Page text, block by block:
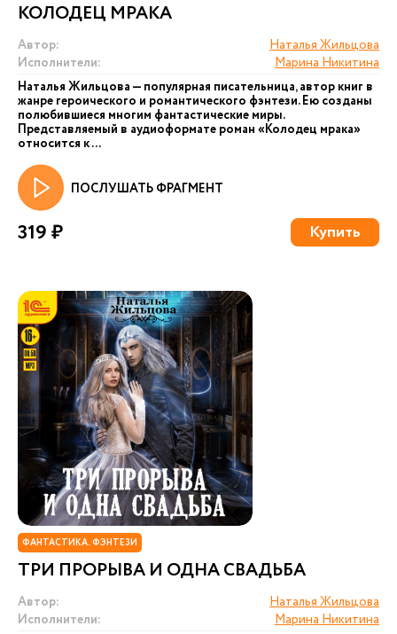
КОЛОДЕЦ МРАКА
Автор:
Наталья Жильцова
Исполнители:
Марина Никитина
Наталья Жильцова — популярная писательница, автор книг в
жанре героического и романтического фэнтези. Ею созданы
полюбившиеся многим фантастические миры.
Представляемый в аудиоформате роман «Колодец мрака»
относится к ...
ПОСЛУШАТЬ ФРАГМЕНТ
319 ₽ Купить
ФАНТАСТИКА. ФЭНТЕЗИ
ТРИ ПРОРЫВА И ОДНА СВАДЬБА
Автор:
Наталья Жильцова
Исполнители:
Марина Никитина